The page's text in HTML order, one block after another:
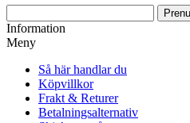
Information
Meny
Så här handlar du
Köpvillkor
Frakt & Returer
Betalningsalternativ